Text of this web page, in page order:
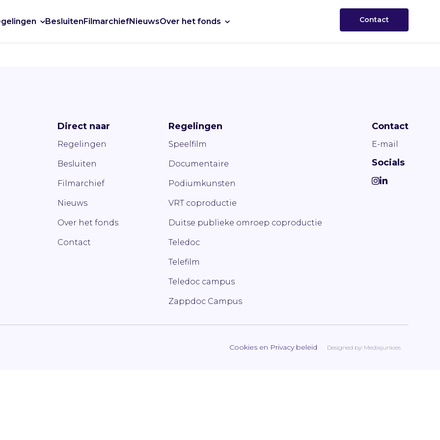
BesluitenFilmarchiefNieuwsOver het fonds Contact
Direct naar
Regelingen
Besluiten
Filmarchief
Nieuws
Over het fonds
Contact
Regelingen
Speelfilm
Documentaire
Podiumkunsten
VRT coproductie
Duitse publieke omroep coproductie
Teledoc
Telefilm
Teledoc campus
Zappdoc Campus
Contact
E-mail
Socials
Cookies en Privacy beleid Designed by: Mediajunkies